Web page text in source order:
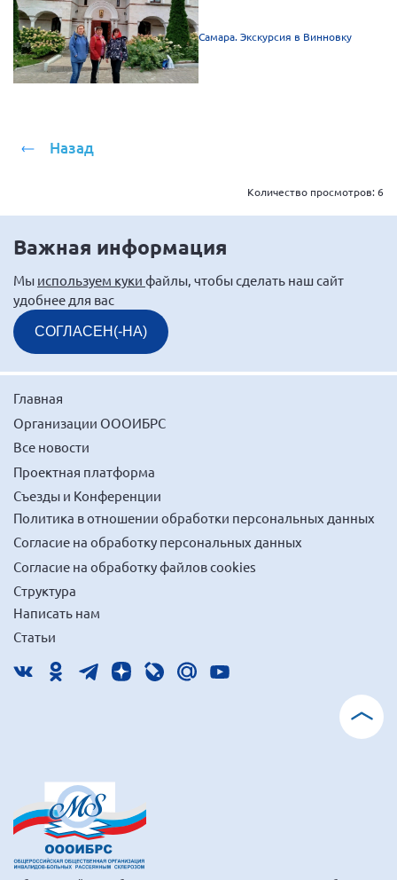
Республика Хакасия
Ростовская область
г. Санкт-Петербург
Самарская область ПРИЗМА
Свердловская область
Смоленская область
Ставропольский край
Сахалинская область
Томская область
Тульская область
Челябинская область
Ярославская область
Самара. Экскурсия в Винновку
Назад
Количество просмотров:6
Важная информация
Мы используем куки файлы, чтобы сделать наш сайт
удобнее для вас
СОГЛАСЕН(-НА)
Главная
Организации ОООИБРС
Все новости
Проектная платформа
Съезды и Конференции
Политика в отношении обработки персональных данных
Согласие на обработку персональных данных
Согласие на обработку файлов cookies
Структура
Написать нам
Статьи